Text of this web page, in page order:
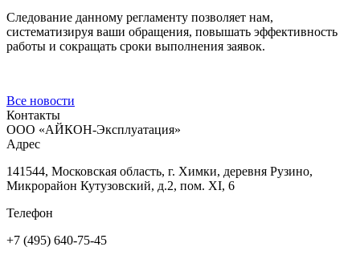
Следование данному регламенту позволяет нам,
систематизируя ваши обращения, повышать эффективность
работы и сокращать сроки выполнения заявок.
Все новости
Контакты
ООО «АЙКОН-Эксплуатация»
Адрес
141544, Московская область, г. Химки, деревня Рузино,
Микрорайон Кутузовский, д.2, пом. XI, 6
Телефон
+7 (495) 640-75-45